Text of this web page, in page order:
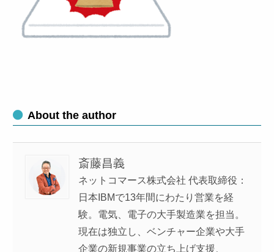
About the author
斎藤昌義
ネットコマース株式会社 代表取締役：
日本IBMで13年間にわたり営業を経
験。電気、電子の大手製造業を担当。
現在は独立し、ベンチャー企業や大手
企業の新規事業の立ち上げ支援、